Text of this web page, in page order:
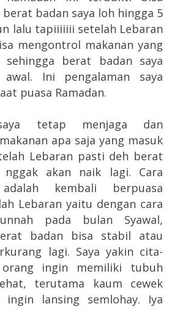
badan saya loh hingga 5
lalu tapiiiiiii setelah Lebaran
mengontrol makanan yang
sehingga berat badan saya
Ini pengalaman saya
puasa Ramadan.
tetap menjaga dan
apa saja yang masuk
Lebaran pasti deh berat
nggak akan naik lagi. Cara
kembali berpuasa
Lebaran yaitu dengan cara
pada bulan Syawal,
badan bisa stabil atau
lagi. Saya yakin cita-
ingin memiliki tubuh
terutama kaum cewek
ingin lansing semlohay. Iya